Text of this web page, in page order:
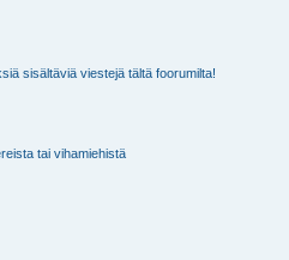
sisältäviä viestejä tältä foorumilta!
tai vihamiehistä